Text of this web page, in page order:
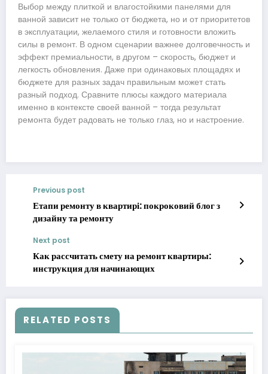
Выбор между плиткой и влагостойкими панелями для
ванной зависит не только от бюджета, но и от приоритетов
в эксплуатации, желаемого стиля и готовности вложить
силы в ремонт. В одном сценарии важнее долговечность и
эффект премиальности, в другом – скорость, бюджет и
легкость обновления. Даже при одинаковых площадях и
бюджете для разных задач правильным может стать
разный подход. Сравните плюсы каждого материала
именно в контексте своей ванной – тогда результат
ремонта будет радовать не только глаз, но и настроение.
Previous post
Етапи ремонту в квартирі: покроковий блог з
дизайну та ремонту
Next post
Как рассчитать смету на ремонт квартиры:
инструкция для начинающих
RELATED POSTS